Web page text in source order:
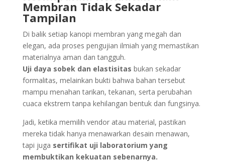
Membran Tidak Sekadar
Tampilan
Di balik setiap kanopi membran yang megah dan
elegan, ada proses pengujian ilmiah yang memastikan
materialnya aman dan tangguh.
Uji daya sobek dan elastisitas bukan sekadar
formalitas, melainkan bukti bahwa bahan tersebut
mampu menahan tarikan, tekanan, serta perubahan
cuaca ekstrem tanpa kehilangan bentuk dan fungsinya.
Jadi, ketika memilih vendor atau material, pastikan
mereka tidak hanya menawarkan desain menawan,
tapi juga sertifikat uji laboratorium yang
membuktikan kekuatan sebenarnya.